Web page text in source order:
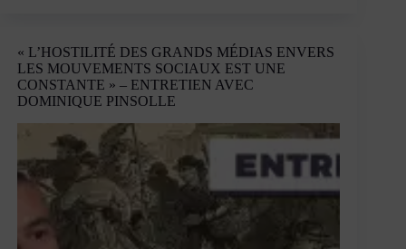
contre
la
gauche
»
–
Entretien
avec
Pauline
Perrenot
« L’HOSTILITÉ DES GRANDS MÉDIAS ENVERS
LES MOUVEMENTS SOCIAUX EST UNE
CONSTANTE » – ENTRETIEN AVEC
DOMINIQUE PINSOLLE